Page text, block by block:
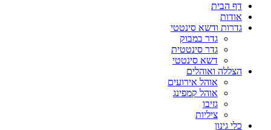
דף הבית
אודות
גדרות ודשא סינטטי
גדר במבוק
גדר סינטטית
דשא סינטטי
הצללה ואוהלים
אוהל אירועים
אוהל קמפינג
גזיבו
ציליות
כלי גינון